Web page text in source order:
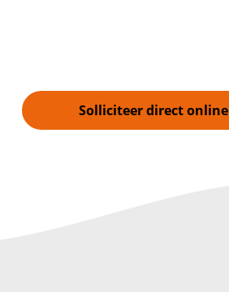
Solliciteer direct online